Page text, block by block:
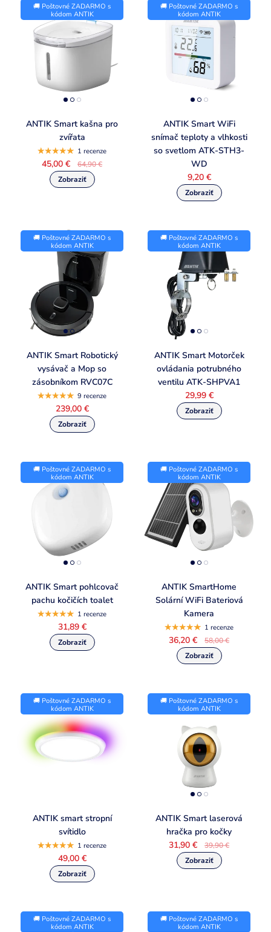
🚚 Poštovné ZADARMO s
kódom ANTIK
ANTIK Smart kašna pro
zvířata
1 recenze
45,00 € 64,90 €
🚚 Poštovné ZADARMO s
kódom ANTIK
ANTIK Smart WiFi
snímač teploty a vlhkosti
so svetlom ATK-STH3-
WD
9,20 €
🚚 Poštovné ZADARMO s
kódom ANTIK
ANTIK Smart Robotický
vysávač a Mop so
zásobníkom RVC07C
9 recenze
239,00 €
🚚 Poštovné ZADARMO s
kódom ANTIK
ANTIK Smart Motorček
ovládania potrubného
ventilu ATK-SHPVA1
29,99 €
🚚 Poštovné ZADARMO s
kódom ANTIK
ANTIK Smart pohlcovač
pachu kočičích toalet
1 recenze
31,89 €
🚚 Poštovné ZADARMO s
kódom ANTIK
ANTIK SmartHome
Solární WiFi Bateriová
Kamera
1 recenze
36,20 € 58,00 €
🚚 Poštovné ZADARMO s
kódom ANTIK
ANTIK smart stropní
svítidlo
1 recenze
49,00 €
🚚 Poštovné ZADARMO s
kódom ANTIK
ANTIK Smart laserová
hračka pro kočky
31,90 €
39,90 €
🚚 Poštovné ZADARMO s
kódom ANTIK
🚚 Poštovné ZADARMO s
kódom ANTIK